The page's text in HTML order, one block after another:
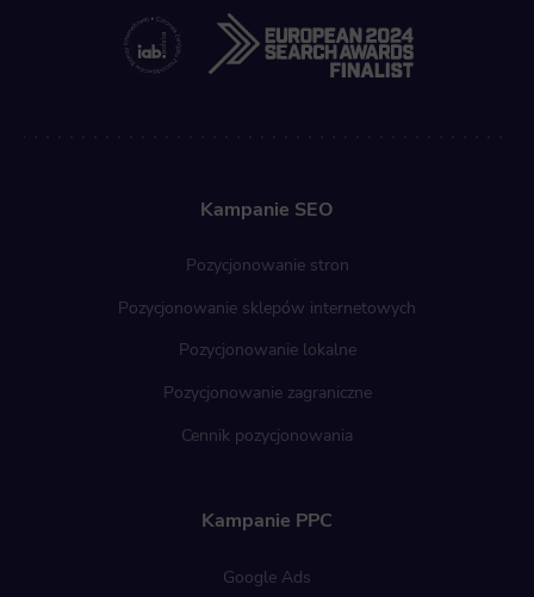
Kampanie SEO
Pozycjonowanie stron
Pozycjonowanie sklepów internetowych
Pozycjonowanie lokalne
Pozycjonowanie zagraniczne
Cennik pozycjonowania
Kampanie PPC
Google Ads